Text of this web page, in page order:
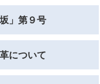
」第９号
について